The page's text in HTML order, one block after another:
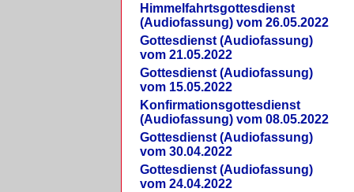
Himmelfahrtsgottesdienst
(Audiofassung) vom 26.05.2022
Gottesdienst (Audiofassung)
vom 21.05.2022
Gottesdienst (Audiofassung)
vom 15.05.2022
Konfirmationsgottesdienst
(Audiofassung) vom 08.05.2022
Gottesdienst (Audiofassung)
vom 30.04.2022
Gottesdienst (Audiofassung)
vom 24.04.2022